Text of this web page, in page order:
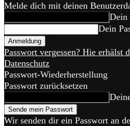
Melde dich mit deinen
Dein
Dein
Passwort vergessen? Hie erhälst
Datenschutz
Passwort-Wiederherstellung
Passwort zurücksetzen
Wir senden dir ein Passwort an